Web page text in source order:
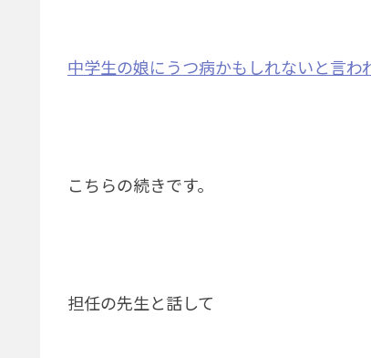
中学生の娘にうつ病かもしれないと言
こちらの続きです。
担任の先生と話して